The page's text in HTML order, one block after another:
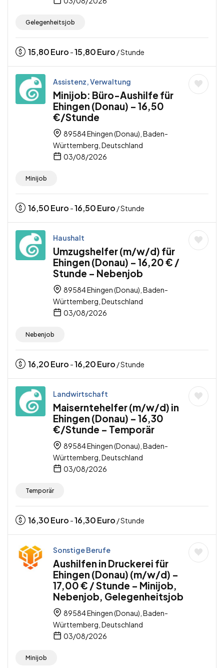
Gelegenheitsjob
15,80Euro -15,80Euro / Stunde
Assistenz, Verwaltung
Minijob: Büro-Aushilfe für
Ehingen (Donau) – 16,50
€/Stunde
89584 Ehingen (Donau), Baden-
Württemberg, Deutschland
03/08/2026
Minijob
16,50Euro -16,50Euro / Stunde
Haushalt
Umzugshelfer (m/w/d) für
Ehingen (Donau) – 16,20 € /
Stunde – Nebenjob
89584 Ehingen (Donau), Baden-
Württemberg, Deutschland
03/08/2026
Nebenjob
16,20Euro -16,20Euro / Stunde
Landwirtschaft
Maiserntehelfer (m/w/d) in
Ehingen (Donau) – 16,30
€/Stunde – Temporär
89584 Ehingen (Donau), Baden-
Württemberg, Deutschland
03/08/2026
Temporär
16,30Euro -16,30Euro / Stunde
Sonstige Berufe
Aushilfen in Druckerei für
Ehingen (Donau) (m/w/d) –
17,00 € / Stunde – Minijob,
Nebenjob, Gelegenheitsjob
89584 Ehingen (Donau), Baden-
Württemberg, Deutschland
03/08/2026
Minijob